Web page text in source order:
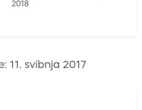
2018
11. svibnja 2017